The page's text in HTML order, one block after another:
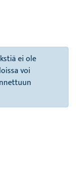
ei ole
voi